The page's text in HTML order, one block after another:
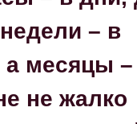
– в
месяцы –
не жалко